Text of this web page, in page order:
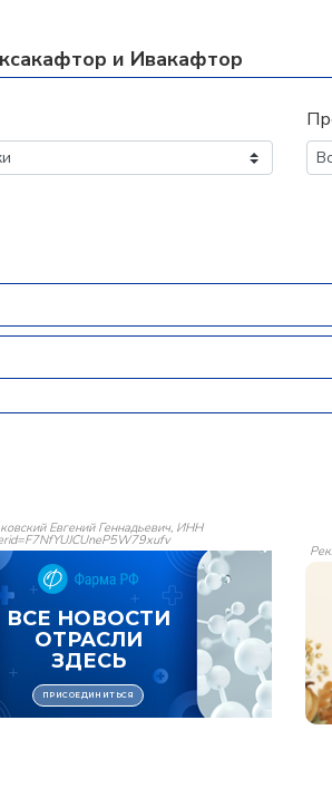
и Ивакафтор
Евгений Геннадьевич, ИНН